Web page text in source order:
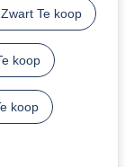
Te koop
koop
koop